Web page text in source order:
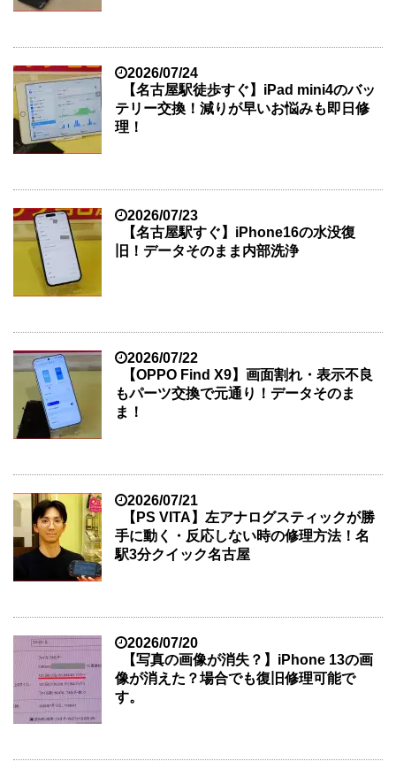
2026/07/24
【名古屋駅徒歩すぐ】iPad mini4のバッ
テリー交換！減りが早いお悩みも即日修
理！
2026/07/23
【名古屋駅すぐ】iPhone16の水没復
旧！データそのまま内部洗浄
2026/07/22
【OPPO Find X9】画面割れ・表示不良
もパーツ交換で元通り！データそのま
ま！
2026/07/21
【PS VITA】左アナログスティックが勝
手に動く・反応しない時の修理方法！名
駅3分クイック名古屋
2026/07/20
【写真の画像が消失？】iPhone 13の画
像が消えた？場合でも復旧修理可能で
す。